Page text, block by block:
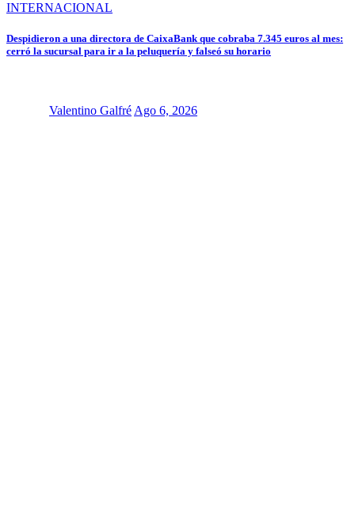
INTERNACIONAL
Despidieron a una directora de CaixaBank que cobraba 7.345 euros al mes:
cerró la sucursal para ir a la peluquería y falseó su horario
Valentino GalfréAgo 6, 2026